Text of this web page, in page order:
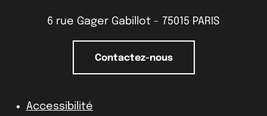
6 rue Gager Gabillot - 75015 PARIS
Contactez-nous
Accessibilité